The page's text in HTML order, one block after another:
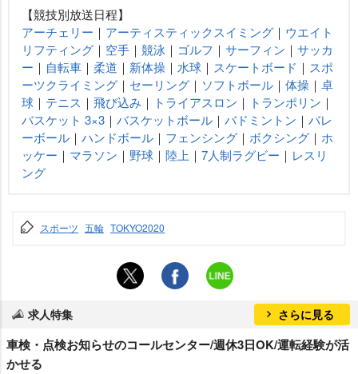
【競技別放送日程】
アーチェリー ｜ アーティスティックスイミング ｜ ウエイト
リフティング ｜ 空手 ｜ 競泳 ｜ ゴルフ ｜ サーフィン ｜ サッカ
ー ｜ 自転車 ｜ 柔道 ｜ 新体操 ｜ 水球 ｜ スケートボード ｜ スポ
ーツクライミング ｜ セーリング ｜ ソフトボール ｜ 体操 ｜ 卓
球 ｜ テニス ｜ 飛び込み ｜ トライアスロン ｜ トランポリン ｜
バスケット 3×3 ｜ バスケットボール ｜ バドミントン ｜ バレ
ーボール ｜ ハンドボール ｜ フェンシング ｜ ボクシング ｜ ホ
ッケー ｜ マラソン ｜ 野球 ｜ 陸上 ｜ 7人制ラグビー ｜ レスリ
ング
スポーツ 五輪 TOKYO2020
求人特集 さらに見る
車検・点検お知らせのコールセンター/週休3日OK/運転経験が活
かせる